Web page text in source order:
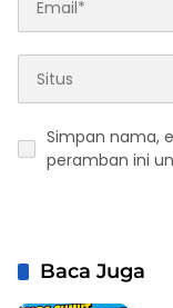
Simpan nama,
peramban ini
Baca Juga